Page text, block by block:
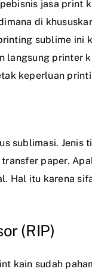
jasa print
di
sublime ini
langsung printer
keperluan
sublimasi. Jenis
paper.
Hal itu karena
(RIP)
kain sudah